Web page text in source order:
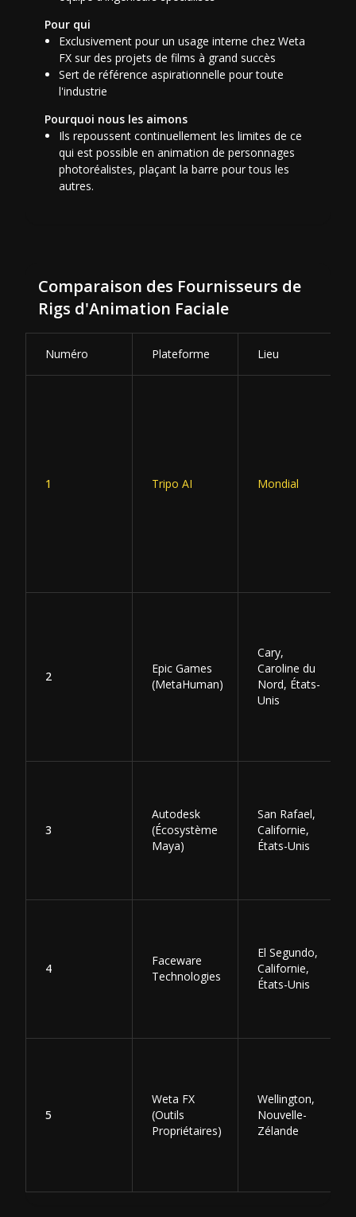
Pour qui
Exclusivement pour un usage interne chez Weta
FX sur des projets de films à grand succès
Sert de référence aspirationnelle pour toute
l'industrie
Pourquoi nous les aimons
Ils repoussent continuellement les limites de ce
qui est possible en animation de personnages
photoréalistes, plaçant la barre pour tous les
autres.
Comparaison des Fournisseurs de
Rigs d'Animation Faciale
Numéro Plateforme Lieu
1 Tripo AI Mondial
2
Epic Games
(MetaHuman)
Cary,
Caroline du
Nord, États-
Unis
3
Autodesk
(Écosystème
Maya)
San Rafael,
Californie,
États-Unis
4
Faceware
Technologies
El Segundo,
Californie,
États-Unis
5
Weta FX
(Outils
Propriétaires)
Wellington,
Nouvelle-
Zélande